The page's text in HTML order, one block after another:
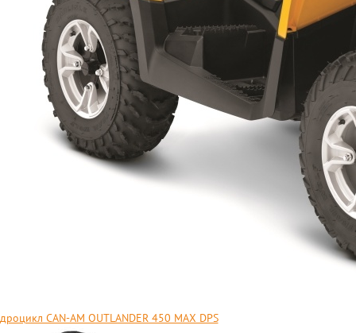
CAN-AM OUTLANDER 450 MAX DPS